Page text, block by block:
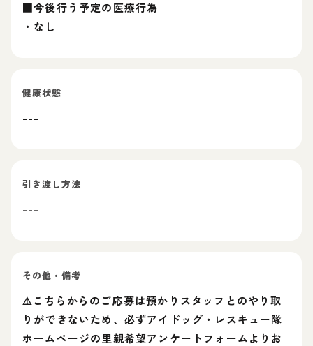
■今後行う予定の医療行為
・なし
健康状態
---
引き渡し方法
---
その他・備考
⚠️こちらからのご応募は預かりスタッフとのやり取
りができないため、必ずアイドッグ・レスキュー隊
ホームページの里親希望アンケートフォームよりお